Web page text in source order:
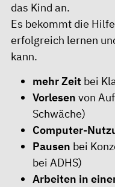
das Kind an.
Es bekommt die
erfolgreich lernen
kann.
mehr Zeit bei
Vorlesen von
Schwäche)
Computer-
Pausen bei
bei ADHS)
Arbeiten in